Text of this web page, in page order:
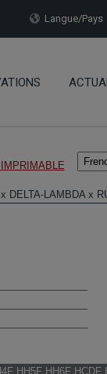
Langue/Pays